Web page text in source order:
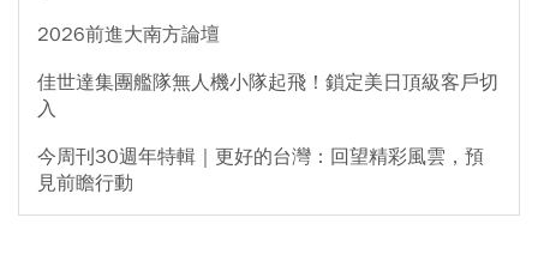
2026前進大南方論壇
佳世達集團艦隊無人機小隊起飛！鎖定美日頂級客戶切
入
今周刊30週年特輯｜更好的台灣：回望精彩風雲，預
見前瞻行動